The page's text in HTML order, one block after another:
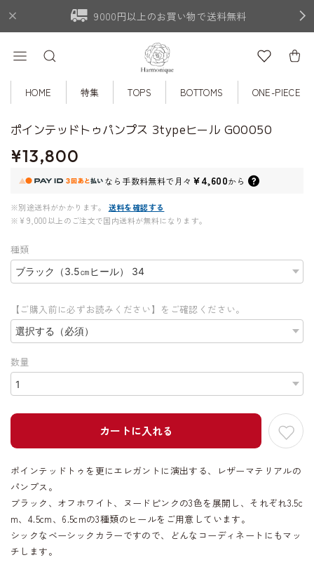
9000円以上のお買い物で送料無料
HOME 特集 TOPS BOTTOMS ONE-PIECE
ポインテッドトゥパンプス 3typeヒール G00050
¥13,800
なら 手数料無料で月々 ¥4,600から
※別途送料がかかります。
送料を確認する
※¥9,000以上のご注文で国内送料が無料になります。
種類
【ご購入前に必ずお読みください】をご確認ください。
数量
カートに入れる
ポインテッドトゥを更にエレガントに演出する、レザーマテリアルの
パンプス。
ブラック、オフホワイト、ヌードピンクの3色を展開し、それぞれ3.5c
m、4.5cm、6.5cmの3種類のヒールをご用意しています。
シックなベーシックカラーですので、どんなコーディネートにもマッ
チします。